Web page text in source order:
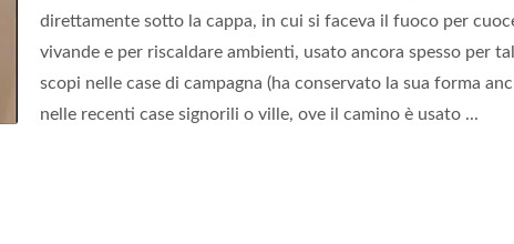
direttamente sotto la cappa, in cui si faceva il fuoco per
vivande e per riscaldare ambienti, usato ancora spesso per
scopi nelle case di campagna (ha conservato la sua forma
nelle recenti case signorili o ville, ove il camino è usato ...